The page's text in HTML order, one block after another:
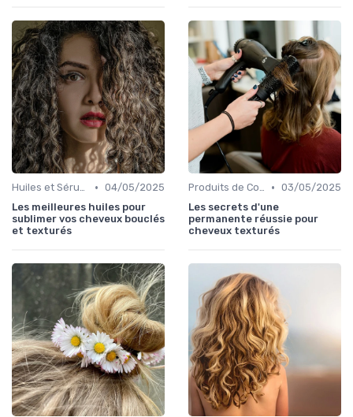
Huiles et Sérums • 04/05/2025
Les meilleures huiles pour
sublimer vos cheveux bouclés
et texturés
Produits de Coiffage • 03/05/2025
Les secrets d'une
permanente réussie pour
cheveux texturés